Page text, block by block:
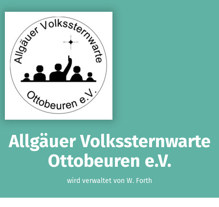
Allgäuer Volkssternwarte
Ottobeuren e.V.
wird verwaltet von W. Forth